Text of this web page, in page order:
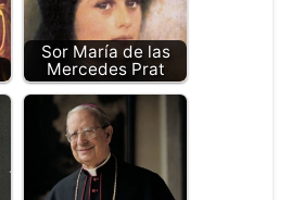
Sor María de las
Mercedes Prat